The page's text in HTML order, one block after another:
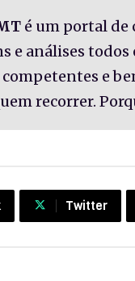
é um portal de
e análises todos
e
recorrer.
Twitter